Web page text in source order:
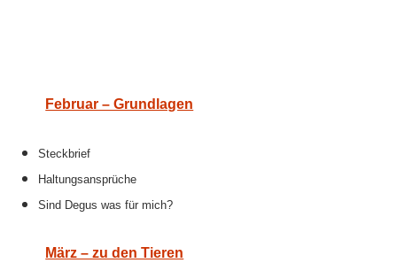
Februar – Grundlagen
Steckbrief
Haltungsansprüche
Sind Degus was für mich?
März – zu den Tieren